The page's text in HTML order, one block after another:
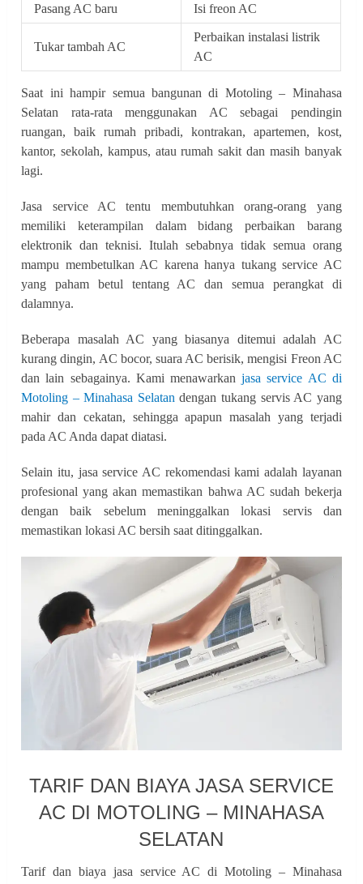
Pasang AC baru Isi freon AC
Tukar tambah AC
Perbaikan instalasi listrik
AC
Saat ini hampir semua bangunan di Motoling – Minahasa
Selatan rata-rata menggunakan AC sebagai pendingin
ruangan, baik rumah pribadi, kontrakan, apartemen, kost,
kantor, sekolah, kampus, atau rumah sakit dan masih banyak
lagi.
Jasa service AC tentu membutuhkan orang-orang yang
memiliki keterampilan dalam bidang perbaikan barang
elektronik dan teknisi. Itulah sebabnya tidak semua orang
mampu membetulkan AC karena hanya tukang service AC
yang paham betul tentang AC dan semua perangkat di
dalamnya.
Beberapa masalah AC yang biasanya ditemui adalah AC
kurang dingin, AC bocor, suara AC berisik, mengisi Freon AC
dan lain sebagainya. Kami menawarkanjasa service AC di
Motoling – Minahasa Selatan dengan tukang servis AC yang
mahir dan cekatan, sehingga apapun masalah yang terjadi
pada AC Anda dapat diatasi.
Selain itu, jasa service AC rekomendasi kami adalah layanan
profesional yang akan memastikan bahwa AC sudah bekerja
dengan baik sebelum meninggalkan lokasi servis dan
memastikan lokasi AC bersih saat ditinggalkan.
TARIF DAN BIAYA JASA SERVICE
AC DI MOTOLING – MINAHASA
SELATAN
Tarif dan biaya jasa service AC di Motoling – Minahasa